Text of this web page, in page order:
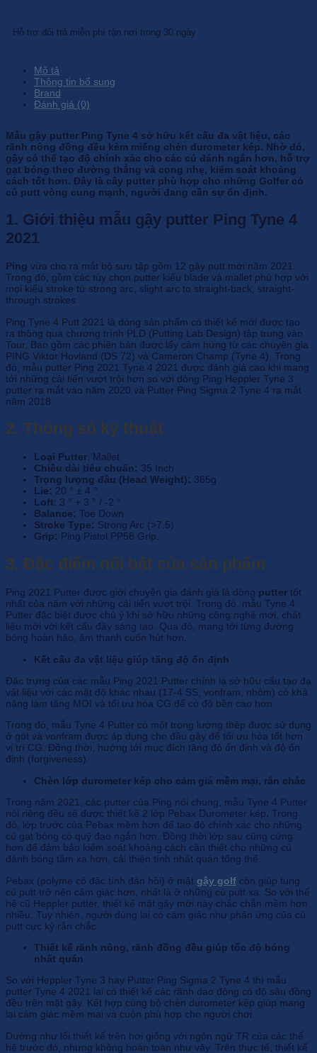
Hỗ trợ đổi trả miễn phí tận nơi trong 30 ngày
Mô tả
Thông tin bổ sung
Brand
Đánh giá (0)
Mẫu gậy putter Ping Tyne 4 sở hữu kết cấu đa vật liệu, các
rãnh nông đồng đều kèm miếng chèn durometer kép. Nhờ đó,
gậy có thể tạo độ chính xác cho các cú đánh ngắn hơn, hỗ trợ
gạt bóng theo đường thẳng và cong nhẹ, kiểm soát khoảng
cách tốt hơn. Đây là cây putter phù hợp cho những Golfer có
cú putt vòng cung mạnh, người đang cần sự ổn định.
1. Giới thiệu mẫu gậy putter Ping Tyne 4
2021
Ping vừa cho ra mắt bộ sưu tập gồm 12 gậy putt mới năm 2021.
Trong đó, gồm các tùy chọn putter kiểu blade và mallet phù hợp với
mọi kiểu stroke từ strong arc, slight arc to straight-back, straight-
through strokes.
Ping Tyne 4 Putt 2021 là dòng sản phẩm có thiết kế mới được tạo
ra thông qua chương trình PLD (Putting Lab Design) tập trung vào
Tour. Bao gồm các phiên bản được lấy cảm hứng từ các chuyên gia
PING Viktor Hovland (DS 72) và Cameron Champ (Tyne 4). Trong
đó, mẫu putter Ping 2021 Tyne 4 2021 được đánh giá cao khi mang
tới những cải tiến vượt trội hơn so với dòng Ping Heppler Tyne 3
putter ra mắt vào năm 2020 và Putter Ping Sigma 2 Tyne 4 ra mắt
năm 2018.
2. Thông số kỹ thuật
Loại Putter: Mallet
Chiều dài tiêu chuẩn: 35 Inch
Trọng lượng đầu (Head Weight): 365g
Lie: 20 ° ± 4 °
Loft: 3 ° + 3 ° / -2 °
Balance: Toe Down
Stroke Type: Strong Arc (>7.5)
Grip: Ping Pistol PP58 Grip.
3. Đặc điểm nổi bật của sản phẩm
Ping 2021 Putter được giới chuyên gia đánh giá là dòng putter tốt
nhất của năm với những cải tiến vượt trội. Trong đó, mẫu Tyne 4
Putter đặc biệt được chú ý khi sở hữu những công nghệ mới, chất
liệu mới với kết cấu đầy sáng tạo. Qua đó, mang tới từng đường
bóng hoàn hảo, âm thanh cuốn hút hơn.
Kết cấu đa vật liệu giúp tăng độ ổn định
Đặc trưng của các mẫu Ping 2021 Putter chính là sở hữu cấu tạo đa
vật liệu với các mật độ khác nhau (17-4 SS, vonfram, nhôm) có khả
năng làm tăng MOI và tối ưu hóa CG để có độ bền cao hơn.
Trong đó, mẫu Tyne 4 Putter có một trọng lượng thép được sử dụng
ở gót và vonfram được áp dụng cho đầu gậy để tối ưu hóa tốt hơn
vị trí CG. Đồng thời, hướng tới mục đích tăng độ ổn định và độ ổn
định (forgiveness).
Chèn lớp durometer kép cho cảm giá mềm mại, rắn chắc
Trong năm 2021, các putter của Ping nói chung, mẫu Tyne 4 Putter
nói riêng đều sẽ được thiết kế 2 lớp Pebax Durometer kép. Trong
đó, lớp trước của Pebax mềm hơn để tạo độ chính xác cho những
cú gạt bóng có quỹ đạo ngắn hơn. Đồng thời lớp sau cũng cứng
hơn để đảm bảo kiểm soát khoảng cách cần thiết cho những cú
đánh bóng tầm xa hơn, cải thiện tính nhất quán tổng thể.
Pebax (polyme có đặc tính đàn hồi) ở mặt gậy golf còn giúp tung
cú putt trở nên cảm giác hơn, nhất là ở những cú putt xa. So với thế
hệ cũ Heppler putter, thiết kế mặt gậy mới này chắc chắn mềm hơn
nhiều. Tuy nhiên, người dùng lại có cảm giác như phản ứng của cú
putt cực kỳ rắn chắc.
Thiết kế rãnh nông, rãnh đồng đều giúp tốc độ bóng
nhất quán
So với Heppler Tyne 3 hay Putter Ping Sigma 2 Tyne 4 thì mẫu
putter Tyne 4 2021 lại có thiết kế các rãnh dao động có độ sâu đồng
đều trên mặt gậy. Kết hợp cùng bộ chèn durometer kép giúp mang
lại cảm giác mềm mại và cuộn phù hợp cho người chơi.
Dường như lối thiết kế trên hơi giống với ngôn ngữ TR của các thế
hệ trước đó, nhưng không hoàn toàn như vậy. Trên thực tế, thiết kế